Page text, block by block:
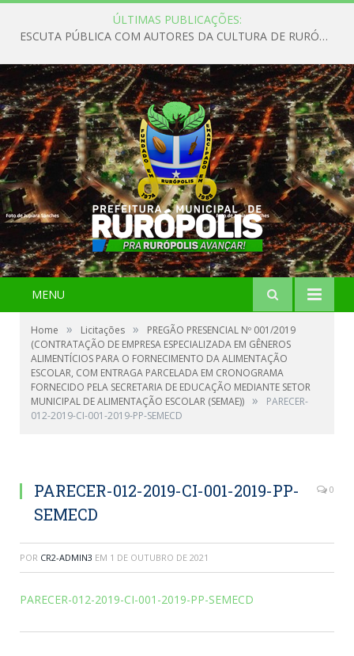
ÚLTIMAS PUBLICAÇÕES:
ESCUTA PÚBLICA COM AUTORES DA CULTURA DE RURÓPOLIS
MENU
Home » Licitações »
PREGÃO PRESENCIAL Nº 001/2019
(CONTRATAÇÃO DE EMPRESA ESPECIALIZADA EM GÊNEROS
ALIMENTÍCIOS PARA O FORNECIMENTO DA ALIMENTAÇÃO
ESCOLAR, COM ENTRAGA PARCELADA EM CRONOGRAMA
FORNECIDO PELA SECRETARIA DE EDUCAÇÃO MEDIANTE SETOR
MUNICIPAL DE ALIMENTAÇÃO ESCOLAR (SEMAE)) »
PARECER-
012-2019-CI-001-2019-PP-SEMECD
PARECER-012-2019-CI-001-2019-PP-
SEMECD
0
POR CR2-ADMIN3 EM 1 DE OUTUBRO DE 2021
PARECER-012-2019-CI-001-2019-PP-SEMECD